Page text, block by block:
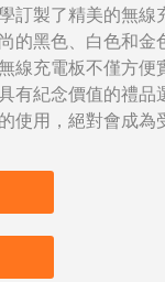
訂製了精美的無
的黑色、白色和
線充電板不僅方
有紀念價值的禮
使用，絕對會成為